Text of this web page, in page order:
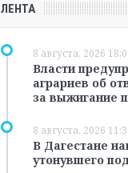
ЛЕНТА
8 августа, 2026
Власти
аграриев об
за выжигание
8 августа, 2026
В Дагестане
утонувшего